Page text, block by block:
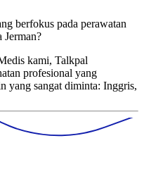
berfokus pada perawatan
Jerman?
kami, Talkpal
profesional yang
yang sangat diminta: Inggris,